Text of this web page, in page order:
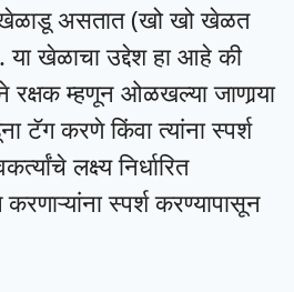
असतात (खो खो खेळत
खेळाचा उद्देश हा आहे की
रक्षक म्हणून ओळखल्या जाणार्‍या
टॅग करणे किंवा त्यांना स्पर्श
लक्ष्य निर्धारित
स्पर्श करण्यापासून